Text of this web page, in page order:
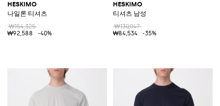
HESKIMO
나일론 티셔츠
₩154,325
₩92,588
-40%
HESKIMO
티셔츠 남성
₩130,047
₩84,534
-35%